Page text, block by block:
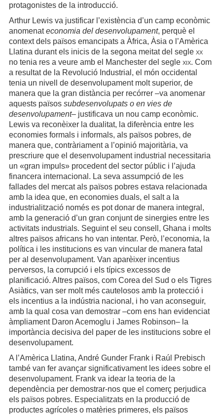
protagonistes de la introducció.
Arthur Lewis va justificar l’existència d’un camp econòmic
anomenateconomia del desenvolupament, perquè el
context dels països emancipats a Àfrica, Àsia o l’Amèrica
Llatina durant els inicis de la segona meitat del segle xx
no tenia res a veure amb el Manchester del segle xix. Com
a resultat de la Revolució Industrial, el món occidental
tenia un nivell de desenvolupament molt superior, de
manera que la gran distància per recórrer –va anomenar
aquests països subdesenvolupats o en vies de
desenvolupament– justificava un nou camp econòmic.
Lewis va reconèixer la dualitat, la diferència entre les
economies formals i informals, als països pobres, de
manera que, contràriament a l’opinió majoritària, va
prescriure que el desenvolupament industrial necessitaria
un «gran impuls» procedent del sector públic i l’ajuda
financera internacional. La seva assumpció de les
fallades del mercat als països pobres estava relacionada
amb la idea que, en economies duals, el salt a la
industrialització només es pot donar de manera integral,
amb la generació d’un gran conjunt de sinergies entre les
activitats industrials. Seguint el seu consell, Ghana i molts
altres països africans ho van intentar. Però, l’economia, la
política i les institucions es van vincular de manera fatal
per al desenvolupament. Van aparèixer incentius
perversos, la corrupció i els típics excessos de
planificació. Altres països, com Corea del Sud o els Tigres
Asiàtics, van ser molt més cautelosos amb la protecció i
els incentius a la indústria nacional, i ho van aconseguir,
amb la qual cosa van demostrar –com ens han evidenciat
àmpliament Daron Acemoglu i James Robinson– la
importància decisiva del paper de les institucions sobre el
desenvolupament.
A l’Amèrica Llatina, André Gunder Frank i Raúl Prebisch
també van fer avançar significativament les idees sobre el
desenvolupament. Frank va idear la teoria de la
dependència per demostrar-nos que el comerç perjudica
els països pobres. Especialitzats en la producció de
productes agrícoles o matèries primeres, els països